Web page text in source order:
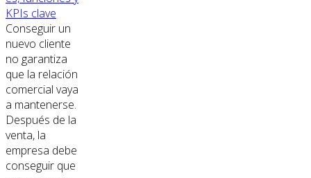
KPIs clave
Conseguir un
nuevo cliente
no garantiza
que la relación
comercial vaya
a mantenerse.
Después de la
venta, la
empresa debe
conseguir que